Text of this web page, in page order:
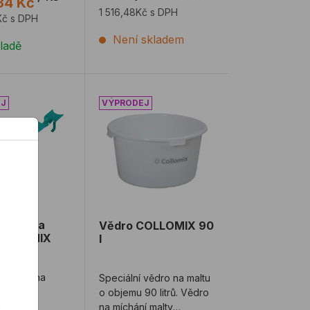
s DPH
1 516,48Kč s DPH
Není skladem
DUST.EX
na vědro COLLOMIX SHARKY
na
otvírák na
Vědro COLLOMIX 90 l
Vědro COLLOMIX 90
l
Speciální vědro na maltu
o objemu 90 litrů. Vědro
na míchání malty